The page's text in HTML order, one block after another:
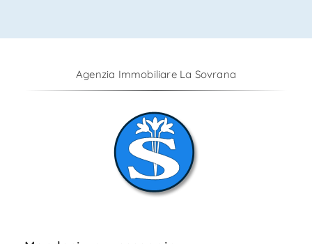
Agenzia Immobiliare La Sovrana